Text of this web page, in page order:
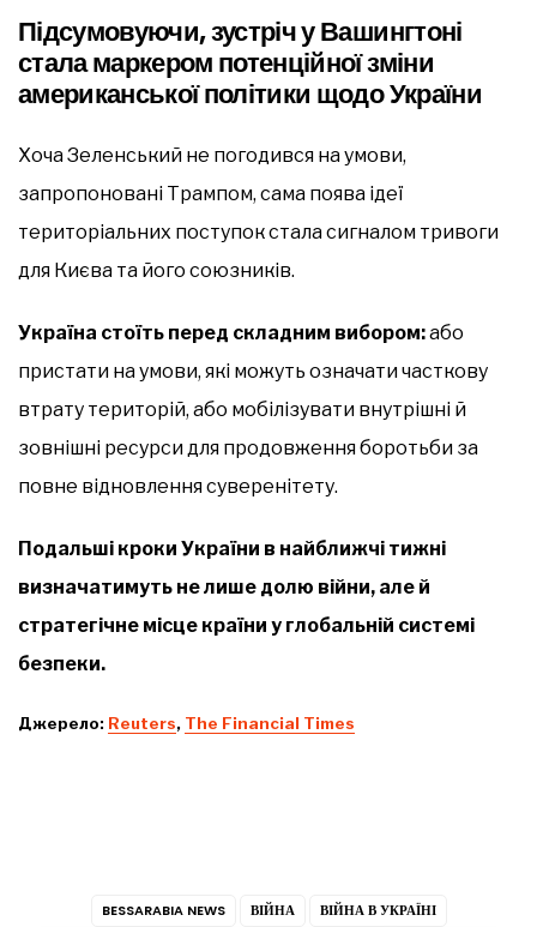
Підсумовуючи, зустріч у Вашингтоні
стала маркером потенційної зміни
американської політики щодо України
Хоча Зеленський не погодився на умови,
запропоновані Трампом, сама поява ідеї
територіальних поступок стала сигналом тривоги
для Києва та його союзників.
Україна стоїть перед складним вибором:або
пристати на умови, які можуть означати часткову
втрату територій, або мобілізувати внутрішні й
зовнішні ресурси для продовження боротьби за
повне відновлення суверенітету.
Подальші кроки України в найближчі тижні
визначатимуть не лише долю війни, але й
стратегічне місце країни у глобальній системі
безпеки.
Джерело: Reuters, The Financial Times
BESSARABIA NEWS ВІЙНА
ВІЙНА В УКРАЇНІ